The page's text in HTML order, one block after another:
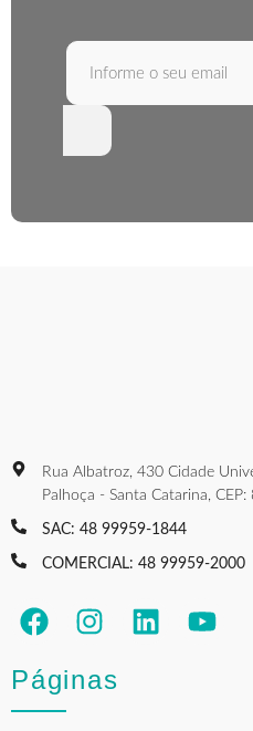
Rua Albatroz, 430 Cidade
Palhoça - Santa Catarina,
SAC: 48 99959-1844
COMERCIAL: 48 99959-2000
Páginas